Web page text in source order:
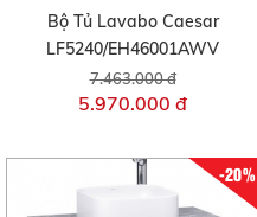
Bộ Tủ Lavabo Caesar
LF5240/EH46001AWV
7.463.000 đ
5.970.000 đ
-20%